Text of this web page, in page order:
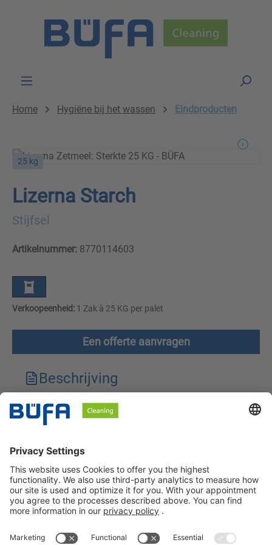
Home Hygiëne bij het wassen Eindproducten
25 kg
Lizerna Starch
Stijfsel
Artikelnummer: 8770114603
Verkoopeenheid: 1 Zak à 25 KG per palet
Een offerte aanvragen
Beschrijving
Technische kenmerken
Veiligheidsinstructies